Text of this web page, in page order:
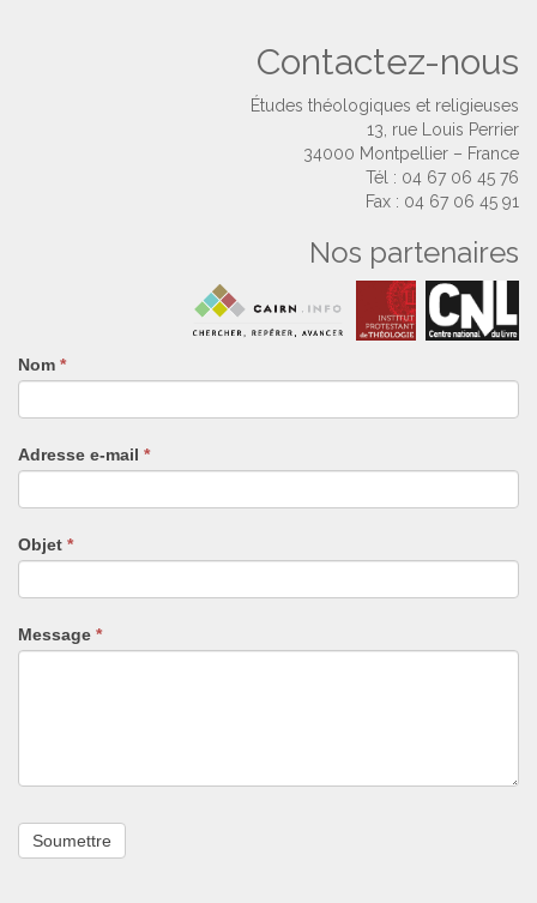
Contactez-nous
Études théologiques et religieuses
13, rue Louis Perrier
34000 Montpellier – France
Tél : 04 67 06 45 76
Fax : 04 67 06 45 91
Nos partenaires
Nom *
Adresse e-mail *
Objet *
Message *
Si
vous
êtes
humain,
remplissez
ce